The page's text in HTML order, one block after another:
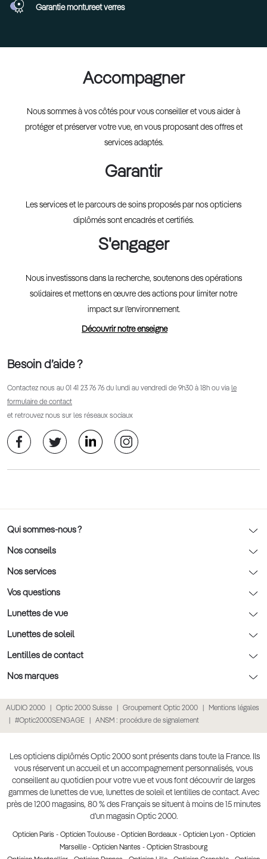
Garantie montureet verres
Accompagner
Nous sommes à vos côtés pour vous conseiller et vous aider à
protéger et préserver votre vue, en vous proposant des offres et
services adaptés.
Garantir
Les services et le parcours de soins proposés par nos opticiens
diplômés sont encadrés et certifiés.
S'engager
Nous investissons dans la recherche, soutenons des opérations
solidaires et mettons en œuvre des actions pour limiter notre
impact sur l’environnement.
Découvrir notre enseigne
Besoin d’aide ?
Contactez nous au 01 41 23 76 76 du lundi au vendredi de 9h30 à 18h ou via le
formulaire de contact
et retrouvez nous sur les réseaux sociaux
Qui sommes-nous ?
Notre charte déontologique
AFNOR Certification
Rendez-vous prévision
Nos conseils
Nos conseils lunettes
Nos conseils lentilles
Nos conseils enfants
Nos conseils santé visuelle
Tout savoir sur nos verres
Nos services
Optic 2000 à domicile
Le contrôle de la vue chez votre opticien
L'entretien de votre équipement
La prise de rendez-vous en ligne
Point expert basse vision
Click & collect : Livraison gratuite en magasin
Accessibilité
Vos questions
Politique cookies
Conditions des offres
Politique de confidentialité des données
Retours et remboursements
Lunettes de vue
Lunettes de vue
Lunettes de vue homme
Lunettes de vue femme
Lunettes de vue Ray-Ban
Lunettes de vue Gucci
Lunettes de vue Chloé
Lunettes de vue Burberry
Lunettes de soleil
Lunettes de soleil
Lunettes de soleil homme
Lunettes de soleil enfant
Lunettes de soleil Ray-Ban
Lunettes de soleil Prada
Lunettes de soleil Gucci
Soldes Ete 2025
Lentilles de contact
Lentilles de contact
Lentille de nuit
Lentilles journalières
Produit lentilles
Nos marques
Lunettes Prada
Lunettes Guess
Lunettes Chloé
Lunettes Versace
AUDIO 2000 Optic 2000 Suisse Groupement Optic 2000
Mentions légales
#Optic2000SENGAGE
ANSM : procédure de signalement
Les opticiens diplômés Optic 2000 sont présents dans toute la France. Ils
vous réservent un accueil et un accompagnement personnalisés, vous
conseillent au quotidien pour votre vue et vous font découvrir de larges
gammes de lunettes de vue, lunettes de soleil et lentilles de contact. Avec
près de 1200 magasins, 80 % des Français se situent à moins de 15 minutes
d’un magasin Optic 2000.
Opticien Paris - Opticien Toulouse- Opticien Bordeaux- Opticien Lyon- Opticien
Marseille - Opticien Nantes - Opticien Strasbourg